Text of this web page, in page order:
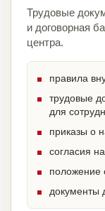
Трудовые
и договорная
центра.
правила
трудовые
для
приказы о
согласия
положение
документы